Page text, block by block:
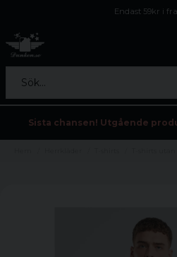
Endast 59kr i
Sök...
Sista chansen! Utgående